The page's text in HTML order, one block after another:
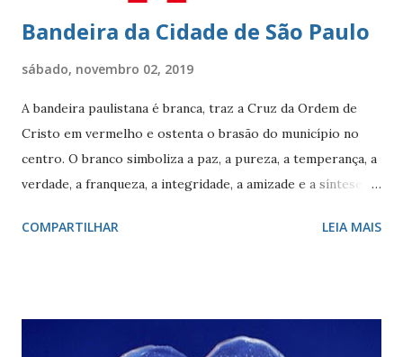
Bandeira da Cidade de São Paulo
sábado, novembro 02, 2019
A bandeira paulistana é branca, traz a Cruz da Ordem de
Cristo em vermelho e ostenta o brasão do município no
centro. O branco simboliza a paz, a pureza, a temperança, a
verdade, a franqueza, a integridade, a amizade e a síntese
valor, a galhardia, a generosidade e a honra. A cruz evoca a
Paulo. O brasão consiste num braço armado empunhando
COMPARTILHAR LEIA MAIS